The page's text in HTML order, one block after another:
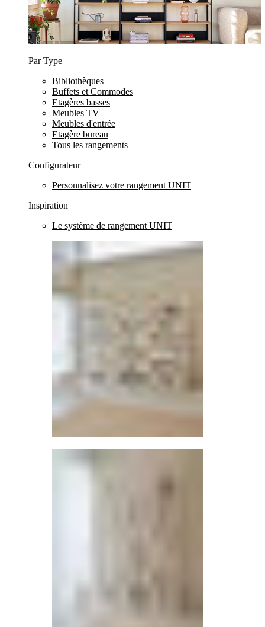
Par Type
Bibliothèques
Buffets et Commodes
Etagères basses
Meubles TV
Meubles d'entrée
Etagère bureau
Tous les rangements
Configurateur
Personnalisez votre rangement UNIT
Inspiration
Le système de rangement UNIT